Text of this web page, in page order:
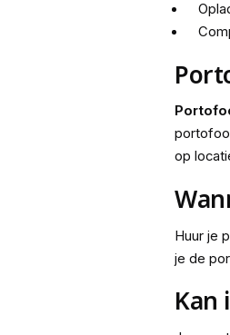
op
Huur je
je de
Kan